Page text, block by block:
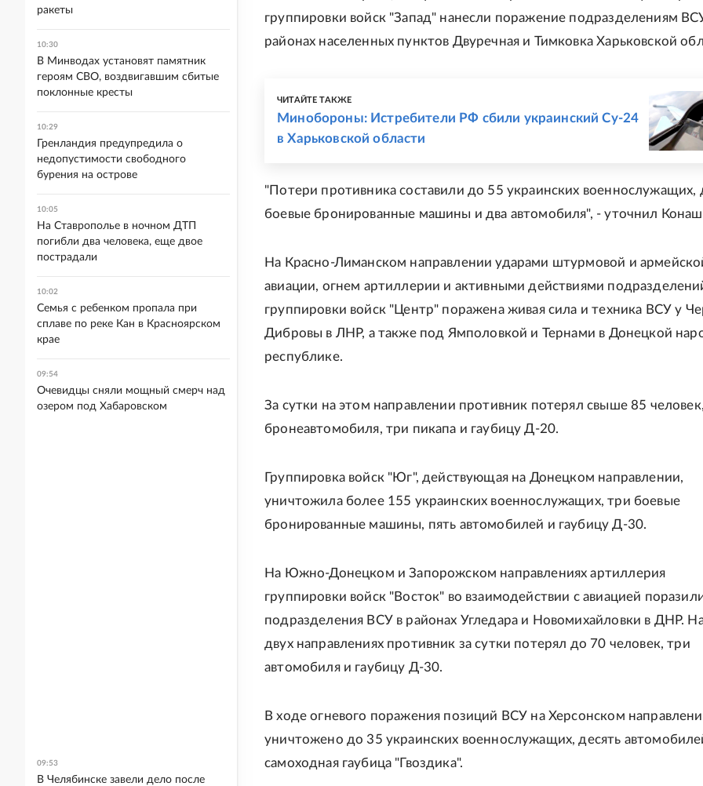
группировки войск "Запад" нанесли поражение подразделениям
районах населенных пунктов Двуречная и Тимковка Харьковской
ЧИТАЙТЕ ТАКЖЕ
Минобороны: Истребители РФ сбили украинский Су-24
в Харьковской области
"Потери противника составили до 55 украинских военнослужащих,
боевые бронированные машины и два автомобиля", - уточнил
На Красно-Лиманском направлении ударами штурмовой и
авиации, огнем артиллерии и активными действиями
группировки войск "Центр" поражена живая сила и техника ВСУ у
Дибровы в ЛНР, а также под Ямполовкой и Тернами в Донецкой
республике.
За сутки на этом направлении противник потерял свыше 85
бронеавтомобиля, три пикапа и гаубицу Д-20.
Группировка войск "Юг", действующая на Донецком направлении,
уничтожила более 155 украинских военнослужащих, три боевые
бронированные машины, пять автомобилей и гаубицу Д-30.
На Южно-Донецком и Запорожском направлениях артиллерия
группировки войск "Восток" во взаимодействии с авиацией
подразделения ВСУ в районах Угледара и Новомихайловки в ДНР.
двух направлениях противник за сутки потерял до 70 человек, три
автомобиля и гаубицу Д-30.
В ходе огневого поражения позиций ВСУ на Херсонском
уничтожено до 35 украинских военнослужащих, десять
самоходная гаубица "Гвоздика".
ракеты
10:30
В Минводах установят памятник
героям СВО, воздвигавшим сбитые
поклонные кресты
10:29
Гренландия предупредила о
недопустимости свободного
бурения на острове
10:05
На Ставрополье в ночном ДТП
погибли два человека, еще двое
пострадали
10:02
Семья с ребенком пропала при
сплаве по реке Кан в Красноярском
крае
09:54
Очевидцы сняли мощный смерч над
озером под Хабаровском
09:53
В Челябинске завели дело после